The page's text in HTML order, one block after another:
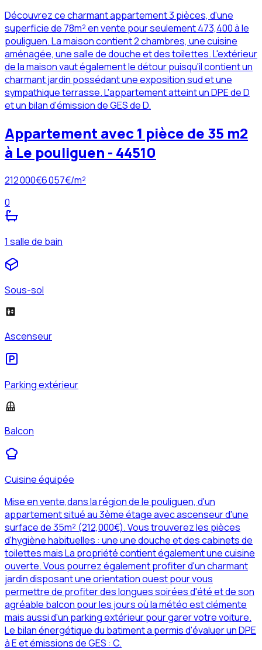
Découvrez ce charmant appartement 3 pièces, d'une
superficie de 78m² en vente pour seulement 473,400 à le
pouliguen. La maison contient 2 chambres, une cuisine
aménagée, une salle de douche et des toilettes. L'extérieur
de la maison vaut également le détour puisqu'il contient un
charmant jardin possédant une exposition sud et une
sympathique terrasse. L'appartement atteint un DPE de D
et un bilan d'émission de GES de D.
Appartement avec 1 pièce de 35 m2
à Le pouliguen - 44510
212 000€6 057€/m²
0
1 salle de bain
Sous-sol
Ascenseur
Parking extérieur
Balcon
Cuisine équipée
Mise en vente,dans la région de le pouliguen, d'un
appartement situé au 3ème étage avec ascenseur d'une
surface de 35m² (212,000€). Vous trouverez les pièces
d'hygiène habituelles : une une douche et des cabinets de
toilettes mais La propriété contient également une cuisine
ouverte. Vous pourrez également profiter d'un charmant
jardin disposant une orientation ouest pour vous
permettre de profiter des longues soirées d'été et de son
agréable balcon pour les jours où la météo est clémente
mais aussi d'un parking extérieur pour garer votre voiture.
Le bilan énergétique du batiment a permis d'évaluer un DPE
à E et émissions de GES : C.